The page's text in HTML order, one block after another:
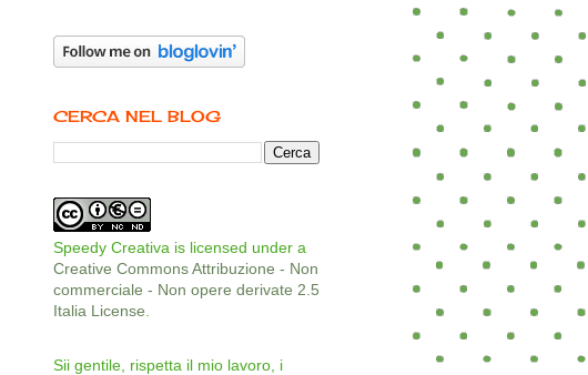
CERCA NEL BLOG
Speedy Creativa is licensed under a
Creative Commons Attribuzione - Non
commerciale - Non opere derivate 2.5
Italia License
Sii gentile, rispetta il mio lavoro, i